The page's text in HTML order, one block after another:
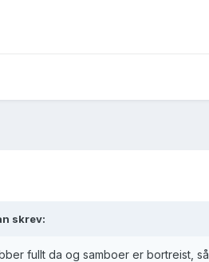
skrev:
fullt da og samboer er bortreist,